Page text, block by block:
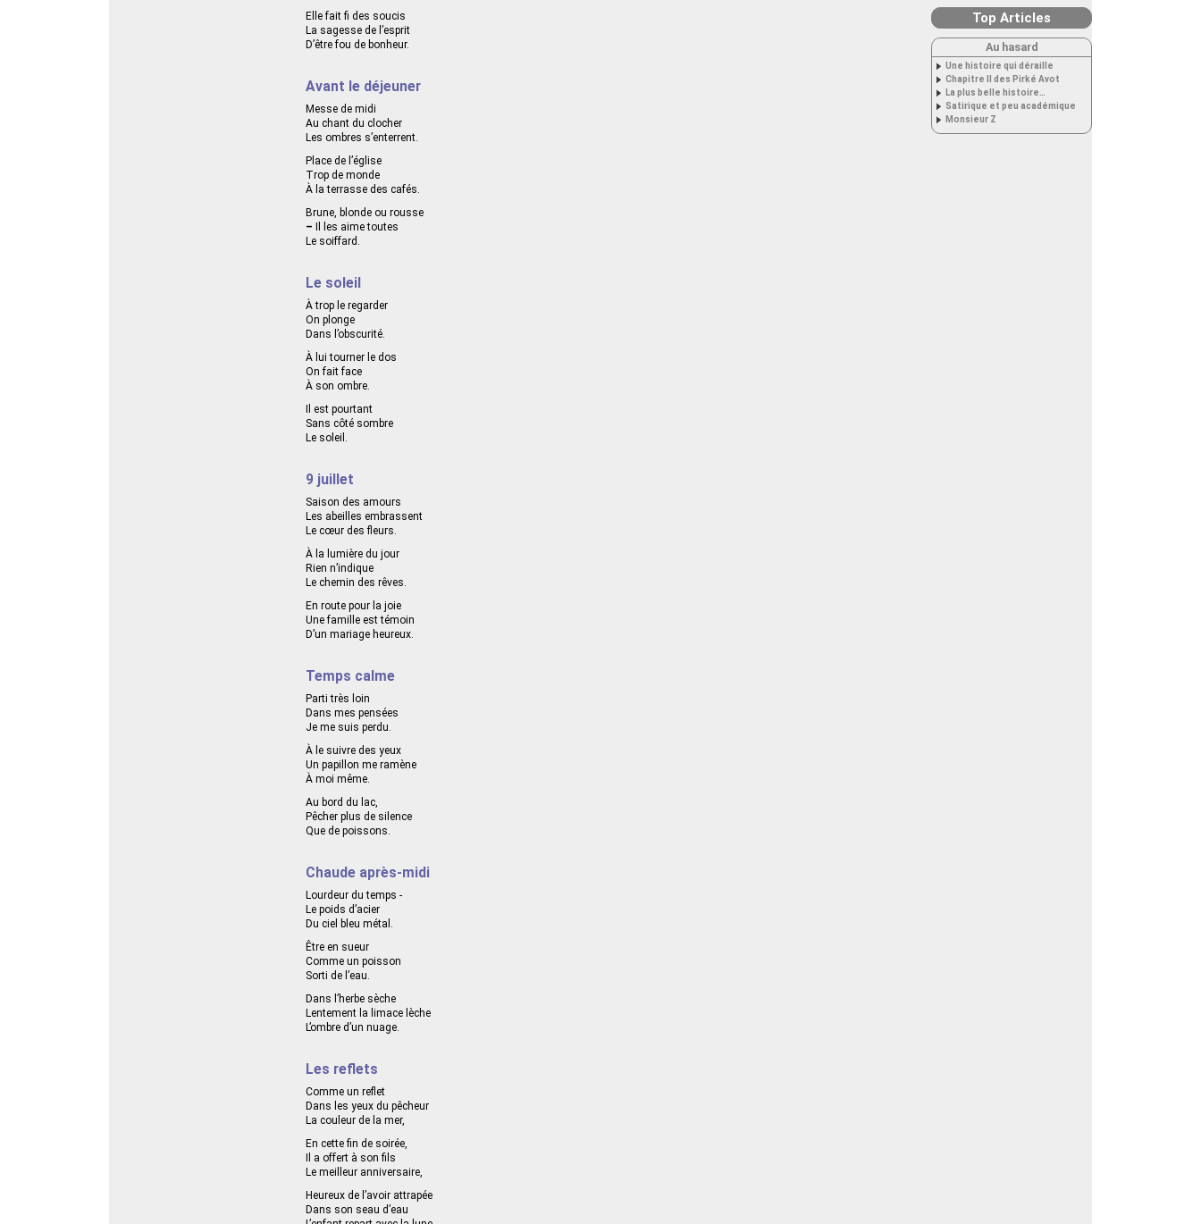
Elle fait fi des soucis
La sagesse de l’esprit
D’être fou de bonheur.
Avant le déjeuner
Messe de midi
Au chant du clocher
Les ombres s’enterrent.
Place de l’église
Trop de monde
À la terrasse des cafés.
Brune, blonde ou rousse
– Il les aime toutes
Le soiffard.
Le soleil
À trop le regarder
On plonge
Dans l’obscurité.
À lui tourner le dos
On fait face
À son ombre.
Il est pourtant
Sans côté sombre
Le soleil.
9 juillet
Saison des amours
Les abeilles embrassent
Le cœur des fleurs.
À la lumière du jour
Rien n’indique
Le chemin des rêves.
En route pour la joie
Une famille est témoin
D’un mariage heureux.
Temps calme
Parti très loin
Dans mes pensées
Je me suis perdu.
À le suivre des yeux
Un papillon me ramène
À moi même.
Au bord du lac,
Pêcher plus de silence
Que de poissons.
Chaude après-midi
Lourdeur du temps -
Le poids d’acier
Du ciel bleu métal.
Être en sueur
Comme un poisson
Sorti de l’eau.
Dans l’herbe sèche
Lentement la limace lèche
L’ombre d’un nuage.
Les reflets
Comme un reflet
Dans les yeux du pêcheur
La couleur de la mer,
En cette fin de soirée,
Il a offert à son fils
Le meilleur anniversaire,
Heureux de l’avoir attrapée
Dans son seau d’eau
Top Articles
Au hasard
Une histoire qui déraille
Chapitre II des Pirké Avot
La plus belle histoire…
Satirique et peu académique
Monsieur Z